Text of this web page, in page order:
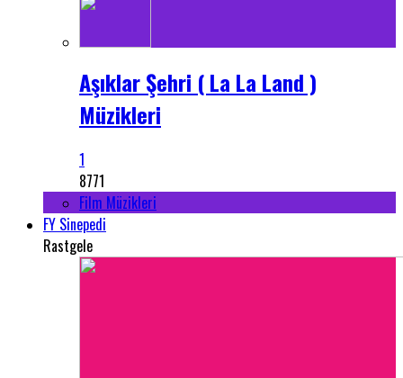
Aşıklar Şehri ( La La Land )
Müzikleri
1
8771
Film Müzikleri
FY Sinepedi
Rastgele